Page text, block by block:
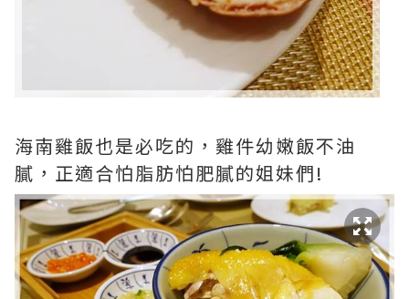
海南雞飯也是必吃的，雞件幼嫩飯不油
膩，正適合怕脂肪怕肥膩的姐妹們!